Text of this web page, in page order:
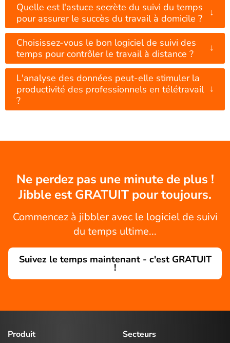
Quelle est l'astuce secrète du suivi du temps
pour assurer le succès du travail à domicile ?
↓
Choisissez-vous le bon logiciel de suivi des
temps pour contrôler le travail à distance ?
↓
L'analyse des données peut-elle stimuler la
productivité des professionnels en télétravail
?
↓
Ne perdez pas une minute de plus !
Jibble est GRATUIT pour toujours.
Commencez à jibbler avec le logiciel de suivi
du temps ultime...
Suivez le temps maintenant - c'est GRATUIT
!
Produit
Secteurs